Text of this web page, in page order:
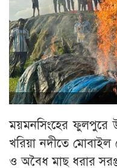
ময়মনসিংহের ফুলপুরে
খরিয়া নদীতে মোবাইল
ও অবৈধ মাছ ধরার